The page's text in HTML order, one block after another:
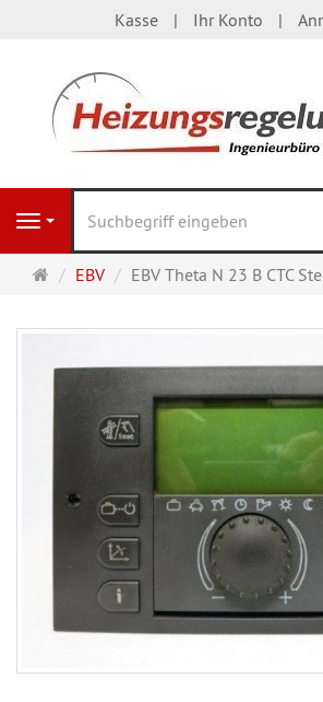
Kasse Ihr Konto
Navigation
Startseite
EBV EBV Theta N 23 B CTC